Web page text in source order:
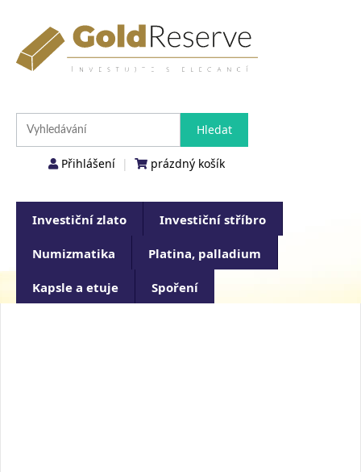
Přihlášení | prázdný košík
Investiční zlato Investiční stříbro
Numizmatika Platina, palladium
Kapsle a etuje Spoření